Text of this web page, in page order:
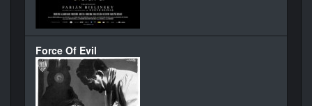
Force Of Evil